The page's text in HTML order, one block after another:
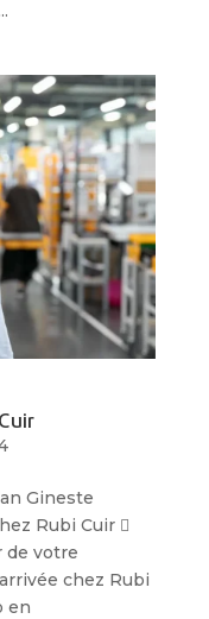
Gineste
Rubi Cuir 
de votre
chez Rubi
en